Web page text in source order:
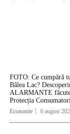
FOTO: Ce cumpără
Bâlea Lac?
ALARMANTE
Protecția
Economie 6 august